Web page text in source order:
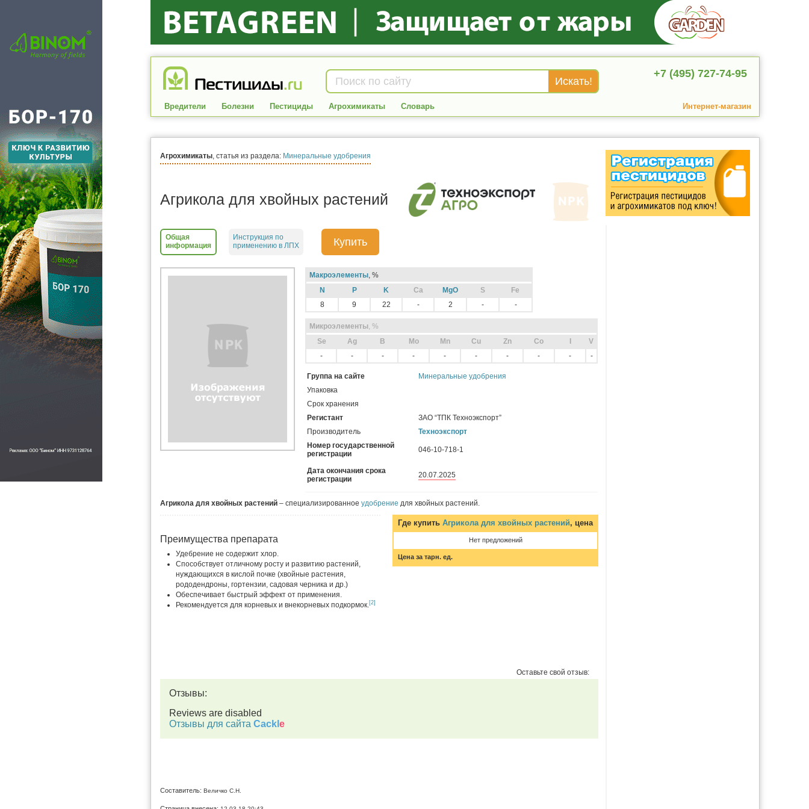
+7 (495) 727-74-95
Вредители Болезни Пестициды Агрохимикаты Словарь Интернет-магазин
Агрохимикаты, статья из раздела: Минеральные удобрения
Агрикола для хвойных растений
Общая
информация
Инструкция по
применению в ЛПХ
Купить
Макроэлементы, %
N
P K Ca MgO S
Fe
8
9 22 - 2 - -
Микроэлементы, %
Sе
Ag B Mo Mn Cu Zn Co
V
-
- - - - - - - - -
Группа на сайте
Минеральные удобрения
Упаковка
Срок хранения
Регистант
ЗАО “ТПК Техноэкспорт”
Производитель
Техноэкспорт
Номер государственной
регистрации
046-10-718-1
Дата окончания срока
регистрации
20.07.2025
Агрикола для хвойных растений – специализированное удобрение для хвойных растений.
Где купить Агрикола для хвойных растений, цена
Нет предложений
Цена за тарн. ед.
Преимущества препарата
Удебрение не содержит хлор.
Способствует отличному росту и развитию растений,
нуждающихся в кислой почке (хвойные растения,
рододендроны, гортензии, садовая черника и др.)
Обеспечивает быстрый эффект от применения.
Рекомендуется для корневых и внекорневых подкормок.[2]
Оставьте свой отзыв:
Отзывы:
Reviews are disabled
Отзывы для сайта Cackl e
Составитель: Величко С.Н.